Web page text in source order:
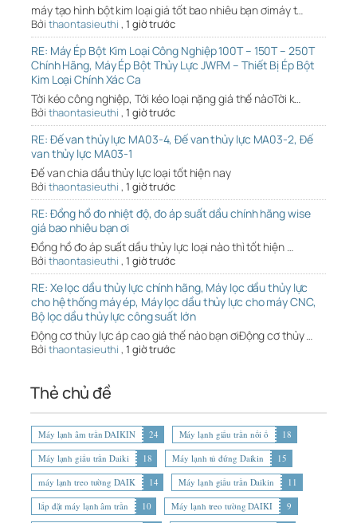
máy tạo hình bột kim loại giá tốt bao nhiêu bạn ơimáy t…
Bởi thaontasieuthi , 1 giờ trước
RE: Máy Ép Bột Kim Loại Công Nghiệp 100T – 150T – 250T
Chính Hãng, Máy Ép Bột Thủy Lực JWFM – Thiết Bị Ép Bột
Kim Loại Chính Xác Ca
Tời kéo công nghiệp, Tới kéo loại nặng giá thế nàoTời k…
Bởi thaontasieuthi , 1 giờ trước
RE: Đế van thủy lực MA03-4, Đế van thủy lực MA03-2, Đế
van thủy lực MA03-1
Đế van chia dầu thủy lực loại tốt hiện nay
Bởi thaontasieuthi , 1 giờ trước
RE: Đồng hồ đo nhiệt độ, đo áp suất dầu chính hãng wise
giá bao nhiêu bạn ơi
Đồng hồ đo áp suất dầu thủy lực loại nào thì tốt hiện …
Bởi thaontasieuthi , 1 giờ trước
RE: Xe lọc dầu thủy lực chính hãng, Máy lọc dầu thủy lực
cho hệ thống máy ép, Máy lọc dầu thủy lực cho máy CNC,
Bộ lọc dầu thủy lực công suất lớn
Động cơ thủy lực áp cao giá thế nào bạn ơiĐộng cơ thủy …
Bởi thaontasieuthi , 1 giờ trước
Thẻ chủ đề
Máy lạnh âm trần DAIKIN 24 Máy lạnh giấu trần nối ố
18
Máy lạnh giấu trần Daiki
18 Máy lạnh tủ đứng Daikin
15
máy lạnh treo tường DAIK
14 Máy lạnh giấu trần Daikin
11
lắp đặt máy lạnh âm trần
10 Máy lạnh treo tường DAIKI
9